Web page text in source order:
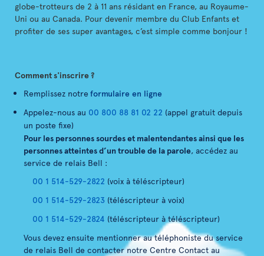
globe-trotteurs de 2 à 11 ans résidant en France, au Royaume-
Uni ou au Canada. Pour devenir membre du Club Enfants et
profiter de ses super avantages, c’est simple comme bonjour !
Comment s'inscrire ?
Remplissez notre formulaire en ligne
Appelez-nous au 00 800 88 81 02 22 (appel gratuit depuis
un poste fixe)
Pour les personnes sourdes et malentendantes ainsi que les
personnes atteintes d’un trouble de la parole, accédez au
service de relais Bell :
00 1 514-529-2822 (voix à téléscripteur)
00 1 514-529-2823 (téléscripteur à voix)
00 1 514-529-2824 (téléscripteur à téléscripteur)
Vous devez ensuite mentionner au téléphoniste du service
de relais Bell de contacter notre Centre Contact au